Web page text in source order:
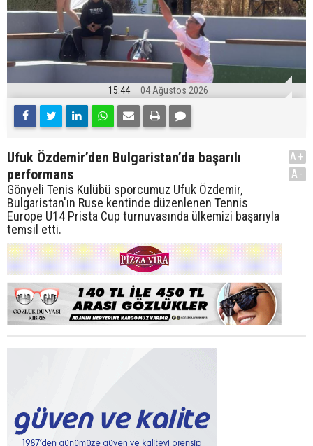
15:44 04 Ağustos 2026
Ufuk Özdemir’den Bulgaristan’da başarılı
performans
Gönyeli Tenis Kulübü sporcumuz Ufuk Özdemir,
Bulgaristan'ın Ruse kentinde düzenlenen Tennis
Europe U14 Prista Cup turnuvasında ülkemizi başarıyla
temsil etti.
A+
A-